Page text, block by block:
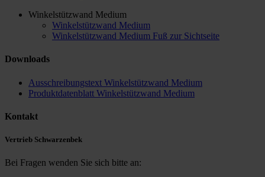
Winkelstützwand Medium
Winkelstützwand Medium
Winkelstützwand Medium Fuß zur Sichtseite
Downloads
Ausschreibungstext Winkelstützwand Medium
Produktdatenblatt Winkelstützwand Medium
Kontakt
Vertrieb Schwarzenbek
Bei Fragen wenden Sie sich bitte an: